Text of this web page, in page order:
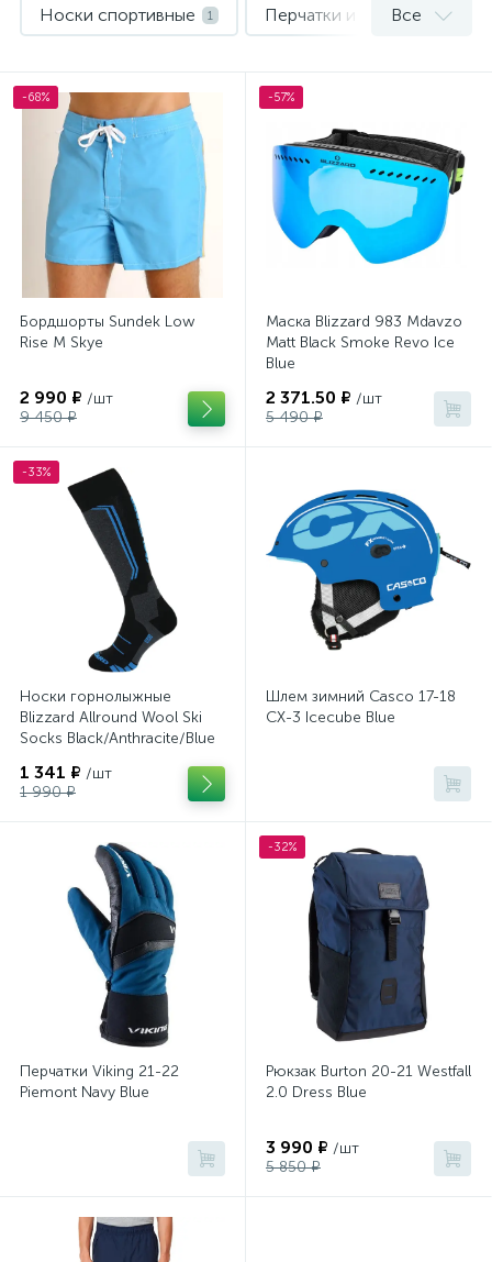
Носки спортивные 1 Перчатки и варежки 1
Штаны и джинсы 1
Все
-68%
Бордшорты Sundek Low
Rise M Skye
2 990 ₽ /шт
9 450 ₽
-57%
Маска Blizzard 983 Mdavzo
Matt Black Smoke Revo Ice
Blue
2 371.50 ₽ /шт
5 490 ₽
-33%
Носки горнолыжные
Blizzard Allround Wool Ski
Socks Black/Anthracite/Blue
1 341 ₽ /шт
1 990 ₽
Шлем зимний Casco 17-18
CX-3 Icecube Blue
Перчатки Viking 21-22
Piemont Navy Blue
-32%
Рюкзак Burton 20-21 Westfall
2.0 Dress Blue
3 990 ₽ /шт
5 850 ₽